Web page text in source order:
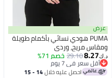
عرض
PUMA هودي نسائي بأكمام طويلة
ومقاس مريح، وردي
د.ك‏8.27
29.10خصم 71%
أقل سعر في 7 يوم
أقل سعر في 7 يوماحصل عليه خلال 14 - 15